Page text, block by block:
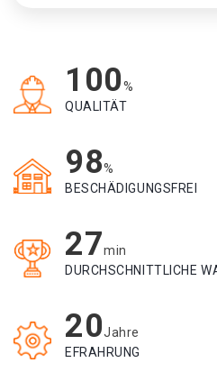
100%
QUALITÄT
98%
BESCHÄDIGUNGSFREI
27min
DURCHSCHNITTLICHE
20Jahre
EFRAHRUNG